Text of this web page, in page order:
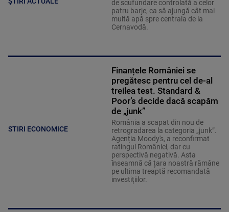
de scufundare controlată a celor
patru barje, ca să ajungă cât mai
multă apă spre centrala de la
Cernavodă.
STIRI ECONOMICE
Finanțele României se
pregătesc pentru cel de-al
treilea test. Standard &
Poor’s decide dacă scapăm
de „junk”
România a scapat din nou de
retrogradarea la categoria „junk”.
Agenția Moody's, a reconfirmat
ratingul României, dar cu
perspectivă negativă. Asta
înseamnă că țara noastră rămâne
pe ultima treaptă recomandată
investițiilor.